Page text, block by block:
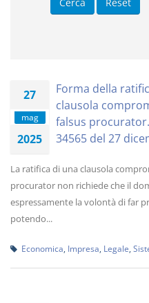
27
mag
2025
Forma della
clausola
falsus procurator.
34565 del 27
La ratifica di una clausola
procurator non richiede che il
espressamente la volontà di far
potendo...
Economica Impresa Legale